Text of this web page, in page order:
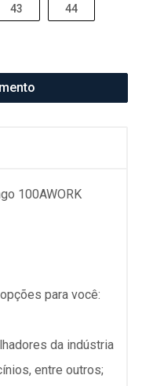
43 44
100AWORK
para você:
da indústria
entre outros;